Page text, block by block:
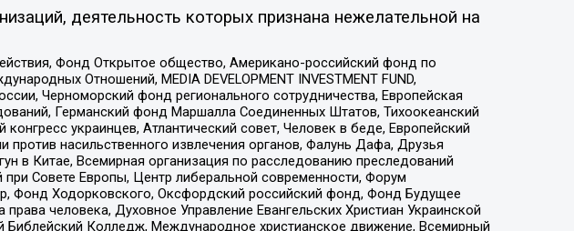
деятельность которых признана нежелательной на
Фонд Открытое общество, Американо-российский фонд по
Отношений, MEDIA DEVELOPMENT INVESTMENT FUND,
Черноморский фонд регионального сотрудничества, Европейская
Германский фонд Маршалла Соединенных Штатов, Тихоокеанский
украинцев, Атлантический совет, Человек в беде, Европейский
насильственного извлечения органов, Фалунь Дафа, Друзья
в Китае, Всемирная организация по расследованию преследований
Совете Европы, Центр либеральной современности, Форум
Фонд Ходорковского, Оксфордский российский фонд, Фонд Будущее
человека, Духовное Управление Евангельских Христиан Украинской
Колледж, Международное христианское движение, Всемирный